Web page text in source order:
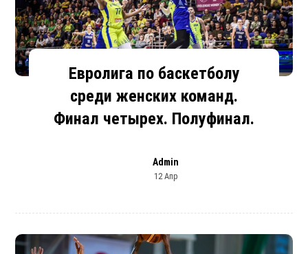
Евролига по баскетболу
среди женских команд.
Финал четырех. Полуфинал.
Admin
12 Апр